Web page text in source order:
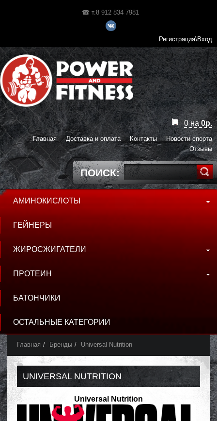
☎ т.8 912 834 7981
Регистрация\Вход
0на0р.
Главная Доставка и оплата Контакты
Новости спорта
Отзывы
ПОИСК:
АМИНОКИСЛОТЫ
ГЕЙНЕРЫ
ЖИРОСЖИГАТЕЛИ
ПРОТЕИН
БАТОНЧИКИ
ОСТАЛЬНЫЕ КАТЕГОРИИ
Главная Бренды Universal Nutrition
UNIVERSAL NUTRITION
Universal Nutrition